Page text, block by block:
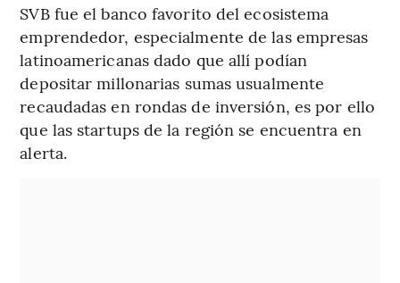
SVB fue el banco favorito del ecosistema
emprendedor, especialmente de las empresas
latinoamericanas dado que allí podían
depositar millonarias sumas usualmente
recaudadas en rondas de inversión, es por ello
que las startups de la región se encuentra en
alerta.